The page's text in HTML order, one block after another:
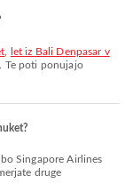
let iz Bali Denpasar v
Te poti ponujajo
druge